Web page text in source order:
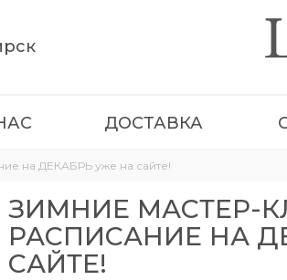
ДОСТАВКА
на ДЕКАБРЬ уже на сайте!
ЗИМНИЕ МАСТЕР-
РАСПИСАНИЕ НА
САЙТЕ!